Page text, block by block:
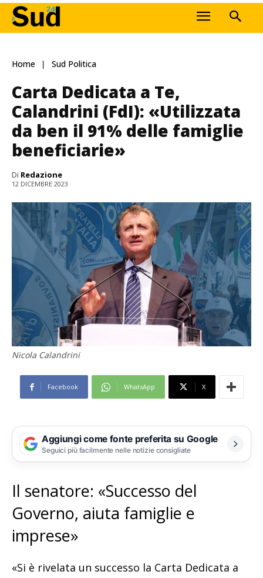
Home Sud Politica
Carta Dedicata a Te,
Calandrini (FdI): «Utilizzata
da ben il 91% delle famiglie
beneficiarie»
Di Redazione
12 DICEMBRE 2023
Nicola Calandrini
Facebook WhatsApp X
Aggiungi come fonte preferita su Google
Seguici più facilmente nelle notizie consigliate
Il senatore: «Successo del
Governo, aiuta famiglie e
imprese»
«Si è rivelata un successo la Carta Dedicata a